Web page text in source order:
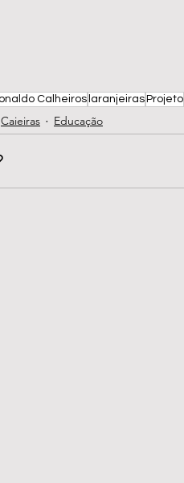
Calheiros laranjeirasProjeto
Caieiras Educação